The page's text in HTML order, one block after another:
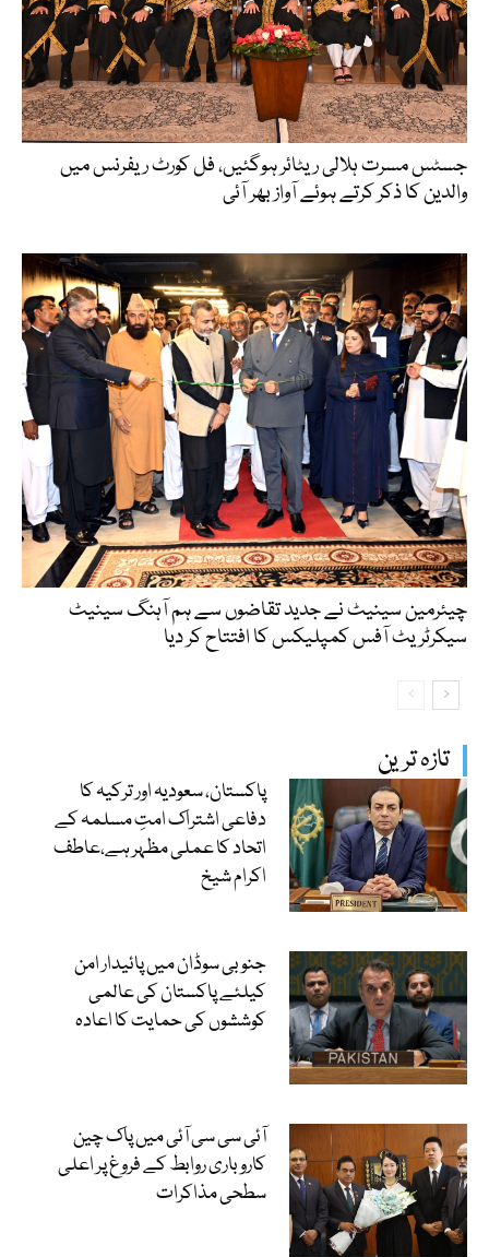
تازہ ترین
پاکستان، سعودیہ اور ترکیہ کا
دفاعی اشتراک امتِ مسلمہ کے
اتحاد کا عملی مظہر ہے،عاطف
اکرام شیخ
جنوبی سوڈان میں پائیدار امن
کیلئے پاکستان کی عالمی
کوششوں کی حمایت کا اعادہ
آئی سی سی آئی میں پاک چین
کاروباری روابط کے فروغ پر اعلی
سطحی مذاکرات
جسٹس مسرت ہلالی ریٹائر ہوگئیں، فل کورٹ ریفرنس میں
والدین کا ذکر کرتے ہوئے آواز بھر آئی
چیئرمین سینیٹ نے جدید تقاضوں سے ہم آہنگ سینیٹ
سیکرٹریٹ آفس کمپلیکس کا افتتاح کر دیا